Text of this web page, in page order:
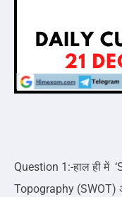
Question 1:-हाल ही में
Topography (SWOT)